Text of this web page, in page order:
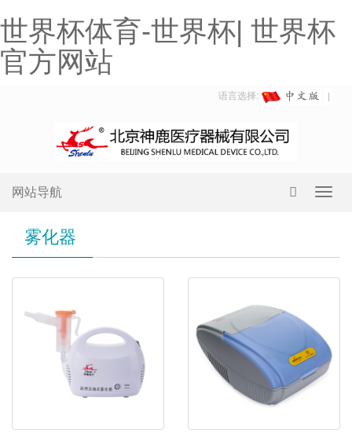
世界杯体育-世界杯| 世界杯
官方网站
语言选择:
网站导航
雾化器